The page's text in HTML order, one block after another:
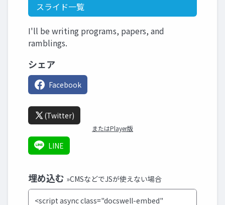
スライド一覧
I'll be writing programs, papers, and
ramblings.
シェア
Facebook
(Twitter)
またはPlayer版
LINE
埋め込む »CMSなどでJSが使えない場合